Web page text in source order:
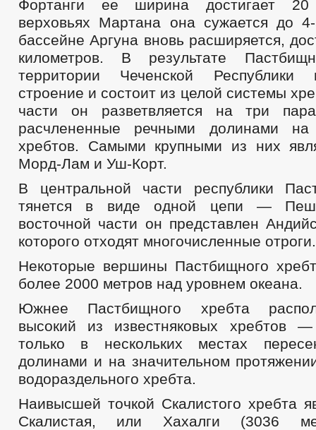
Фортанги ее ширина достигает 20
верховьях Мартана она сужается до
бассейне Аргуна вновь расширяется,
километров. В результате
территории Чеченской Республики
строение и состоит из целой системы
части он разветвляется на три
расчлененные речными долинами
хребтов. Самыми крупными из них
Морд-Лам и Уш-Корт.
В центральной части республики
тянется в виде одной цепи —
восточной части он представлен
которого отходят многочисленные отроги.
Некоторые вершины Пастбищного
более 2000 метров над уровнем океана.
Южнее Пастбищного хребта
высокий из известняковых хребтов
только в нескольких местах
долинами и на значительном
водораздельного хребта.
Наивысшей точкой Скалистого хребта
Скалистая, или Хахалги (3036